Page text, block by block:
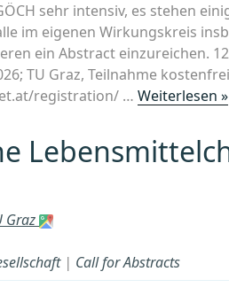
sehr intensiv, es stehen
im eigenen Wirkungskreis
ein Abstract einzureichen.
TU Graz, Teilnahme
registration/ … Weiterlesen »
Graz
| Call for Abstracts